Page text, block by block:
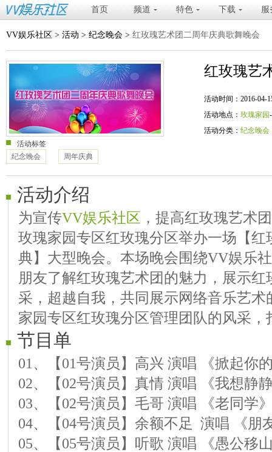
首页 频道 特色 下载 服
VV娱乐社区 > 活动 > 纪念晚会 > 红玫瑰艺术团二周年庆典歌舞晚会
红玫瑰艺
活动时间：2016-04-
活动地点： 玫瑰家园
活动分类： 纪念晚会
活动标签
纪念晚会
周年庆典
活动介绍
为宣传VV娱乐社区 ，提高红玫瑰艺术
玫瑰家园专区红玫瑰分区举办一场【红
典】大型晚会。本场晚会围绕VV娱乐
朋友了解红玫瑰艺术团的魅力，展示
采，超越自我，共同展示网络音乐艺
家园专区红玫瑰分区管理团队的风采
节目单
01、【01号演员】高兴 演唱 《掀起你
02、【02号演员】真情 演唱 《我想静
03、【02号演员】毛哥 演唱 《老同学
04、【04号演员】余额不足 演唱 《朋
05、【05号演员】听歌 演唱 《愚公移